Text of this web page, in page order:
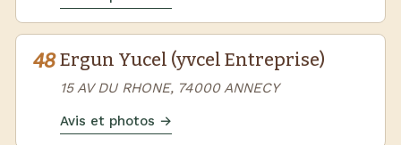
48 Ergun Yucel (yvcel Entreprise)
15 AV DU RHONE, 74000 ANNECY
Avis et photos →